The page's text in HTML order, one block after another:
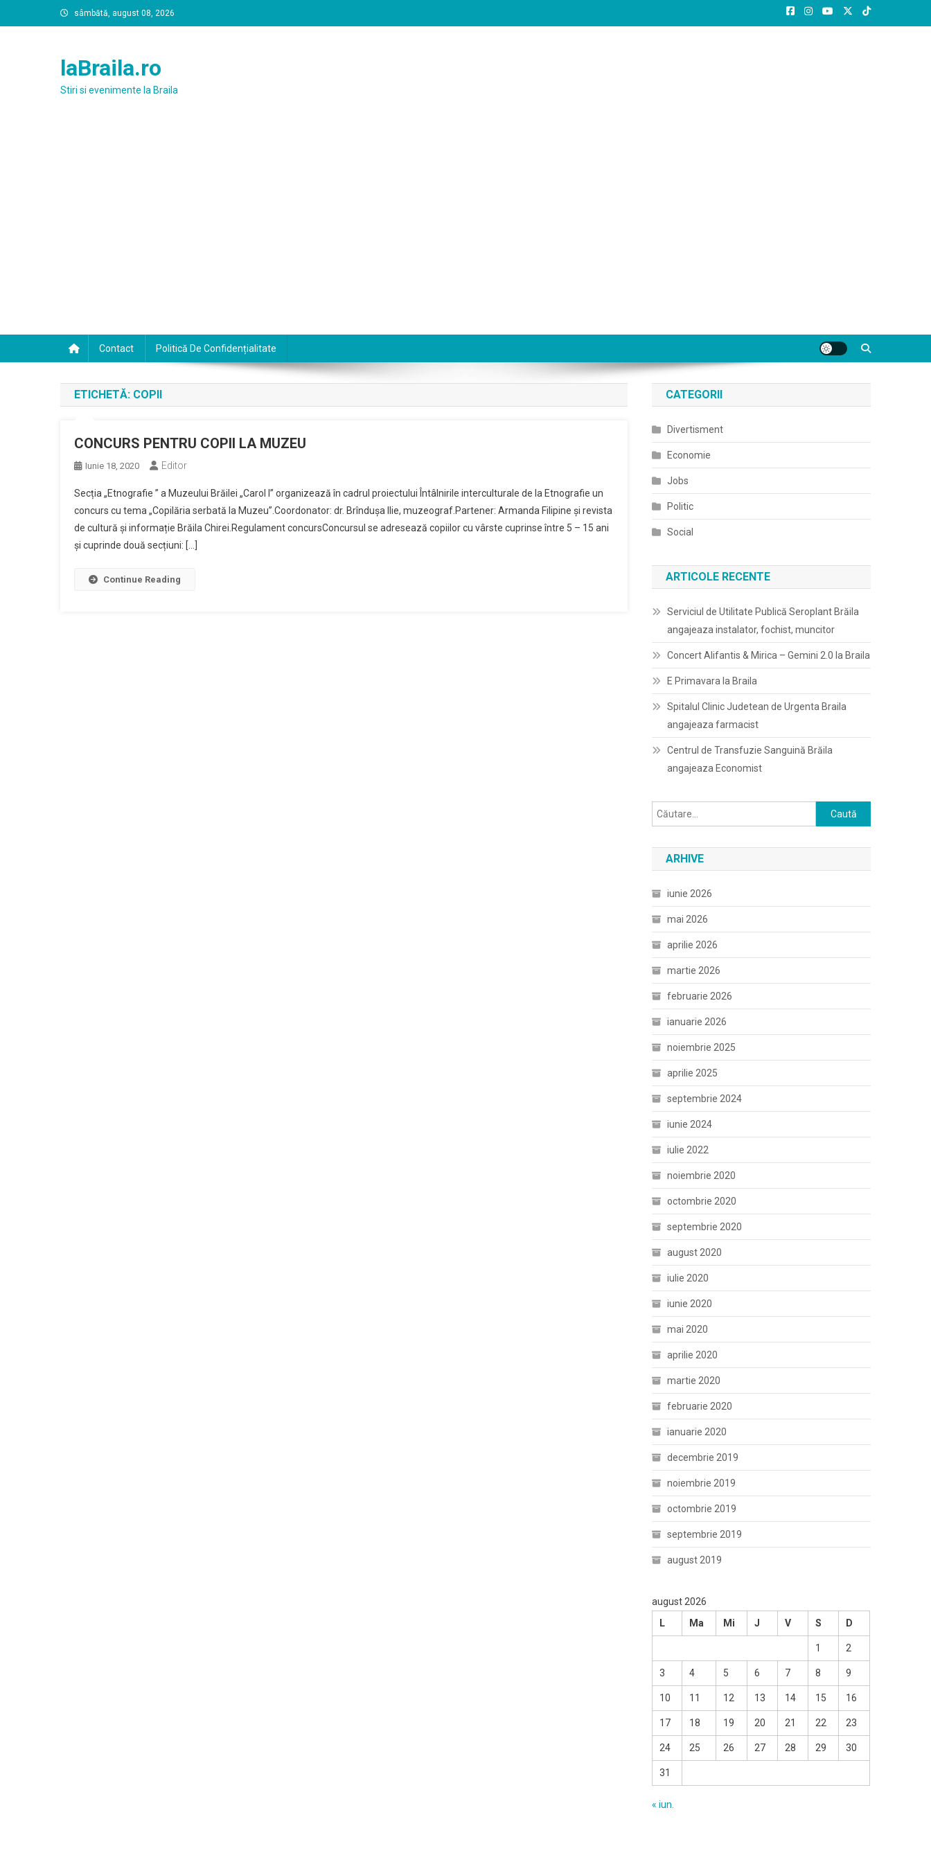
to
sâmbătă, august 08, 2026
laBraila.ro
Stiri si evenimente la Braila
Contact Politică De Confidențialitate
ETICHETĂ: COPII
CONCURS PENTRU COPII LA MUZEU
Iunie 18, 2020 Editor
Secția „Etnografie ” a Muzeului Brăilei „Carol I” organizează în cadrul proiectului Întâlnirile interculturale de la Etnografie un
concurs cu tema „Copilăria serbată la Muzeu”.Coordonator: dr. Brîndușa Ilie, muzeograf.Partener: Armanda Filipine și revista
de cultură și informație Brăila Chirei.Regulament concursConcursul se adresează copiilor cu vârste cuprinse între 5 – 15 ani
și cuprinde două secțiuni: […]
Continue Reading
CATEGORII
Divertisment
Economie
Jobs
Politic
Social
ARTICOLE RECENTE
Serviciul de Utilitate Publică Seroplant Brăila
angajeaza instalator, fochist, muncitor
Concert Alifantis & Mirica – Gemini 2.0 la Braila
E Primavara la Braila
Spitalul Clinic Judetean de Urgenta Braila
angajeaza farmacist
Centrul de Transfuzie Sanguină Brăila
angajeaza Economist
Caută
după:
ARHIVE
iunie 2026
mai 2026
aprilie 2026
martie 2026
februarie 2026
ianuarie 2026
noiembrie 2025
aprilie 2025
septembrie 2024
iunie 2024
iulie 2022
noiembrie 2020
octombrie 2020
septembrie 2020
august 2020
iulie 2020
iunie 2020
mai 2020
aprilie 2020
martie 2020
februarie 2020
ianuarie 2020
decembrie 2019
noiembrie 2019
octombrie 2019
septembrie 2019
august 2019
august 2026
L
Ma Mi J V S D
1 2
3 4 5 6 7 8 9
10 11 12 13 14 15 16
17 18 19 20 21 22 23
24 25 26 27 28 29 30
31
« iun.